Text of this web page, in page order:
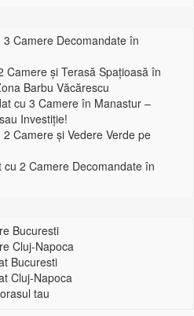
Camere Decomandate în
Camere și Terasă Spațioasă în
Barbu Văcărescu
cu 3 Camere în Manastur –
Investiție!
Camere și Vedere Verde pe
2 Camere Decomandate în
Bucuresti
Cluj-Napoca
Bucuresti
Cluj-Napoca
tau